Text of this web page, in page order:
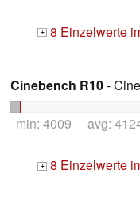
+ 8 Einzelwerte
Cinebench R10-
min: 4009 avg:
+ 8 Einzelwerte